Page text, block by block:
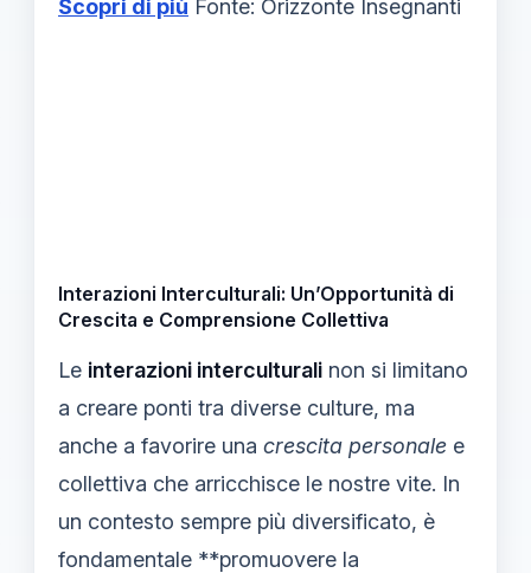
Scopri di più Fonte: Orizzonte Insegnanti
Interazioni Interculturali: Un’Opportunità di
Crescita e Comprensione Collettiva
Le interazioni interculturali non si limitano
a creare ponti tra diverse culture, ma
anche a favorire una crescita personale e
collettiva che arricchisce le nostre vite. In
un contesto sempre più diversificato, è
fondamentale **promuovere la